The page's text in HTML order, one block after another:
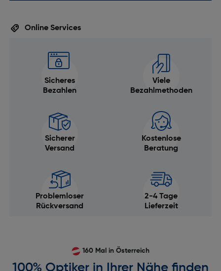
Online Services
Sicheres
Bezahlen
Viele
Bezahlmethoden
Sicherer
Versand
Kostenlose
Beratung
Problemloser
Rückversand
2-4 Tage
Lieferzeit
160 Mal in Österreich
100% Optiker in Ihrer Nähe finden